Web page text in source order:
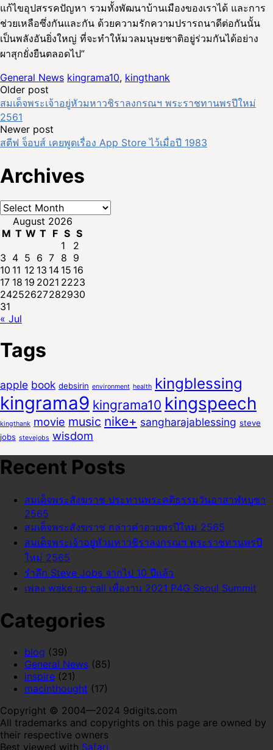
แก้ไขอุปสรรคปัญหา รวมทั้งพัฒนาบ้านเมืองของเราได้ และการ
ช่วยเหลือซึ่งกันและกัน ด้วยความรักความปรารถนาดีต่อกันนั้น
เป็นพลังอันยิ่งใหญ่ ที่จะทำให้มวลมนุษยชาติอยู่ร่วมกันได้อย่าง
ผาสุกยั่งยืนตลอดไป”
General News kingrama10, kingthank
Post
navigation
Older post
สมเด็จพระเจ้าอยู่หัวมหาวชิราลงกรณฯ พระราชทานพรปีใหม่
2561
Newer post
สตีฟ จ็อบส์ เคยพูดเรื่อง App Store ไว้เมื่อปี 1983
Archives
Archives
August 2026
M T W T F S S
1
2
3 4 5 6 7 8 9
10 11 12 13 14 15 16
17 18 19 2021 2223
24252627282930
31
« Jul
Tags
apple book debsirin environment health kingblessing
kingrama9 kingrama10 kingspeech
kingthank movie music nike+ sangharajablessing steve
jobs stevejobs wisdom
Recent Posts
สมเด็จพระสังฆราช ประทานพระคติธรรมวันอาสาฬหบูชา
2565
สมเด็จพระสังฆราช กล่าวคำอวยพรปีใหม่ 2565
สมเด็จพระเจ้าอยู่หัวมหาวชิราลงกรณฯ พระราชทานพรปี
ใหม่ 2565
รำลึก Steve Jobs จากไป 10 ปีแล้ว
เพลง wake up call เพื่องาน 2021 P4G Seoul Summit
Categories
blog (39)
General News (85)
inspire (21)
macinthought (17)
Copyright © 2004—2024 9digits.com
All trademarks and copyrights on this page are owned by
their respective owners
Best viewed with Safari